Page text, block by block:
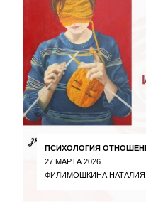
ПСИХОЛОГИЯ
27 МАРТА 2026
ФИЛИМОШКИНА НАТАЛИЯ